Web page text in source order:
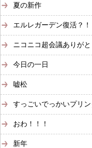
夏の新作
エルレガーデン復活？！
ニコニコ超会議ありがと
今日の一日
嘘松
すっごいでっかいプリン
おわ！！！
新年